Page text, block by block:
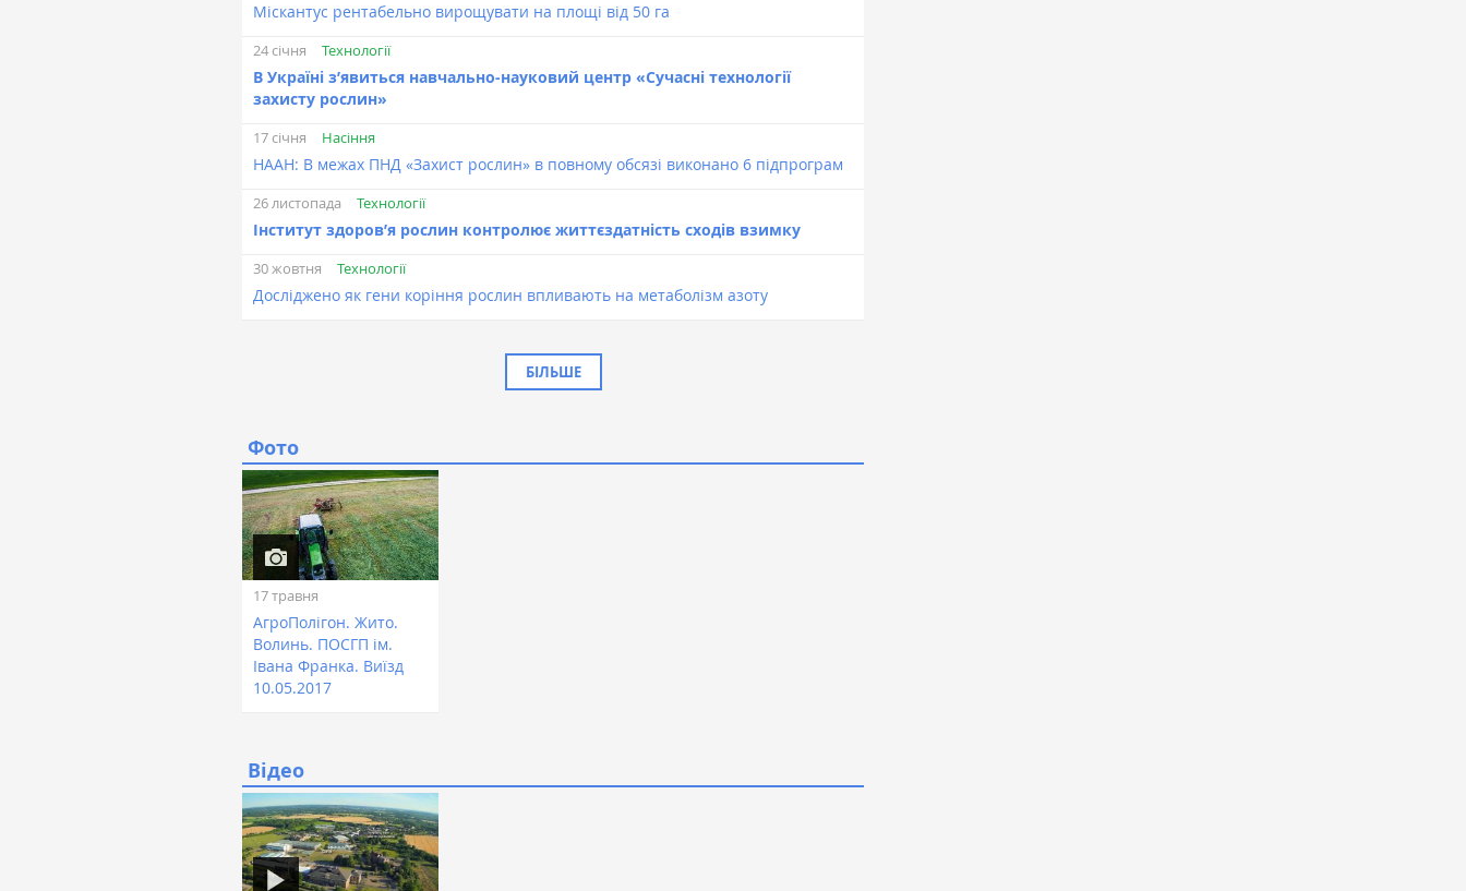
Міскантус рентабельно вирощувати на площі від 50 га
24 січня Технології
В Україні з’явиться навчально-науковий центр «Сучасні технології
захисту рослин»
17 січня Насіння
НААН: В межах ПНД «Захист рослин» в повному обсязі виконано 6 підпрограм
26 листопада Технології
Інститут здоров’я рослин контролює життєздатність сходів взимку
30 жовтня Технології
Досліджено як гени коріння рослин впливають на метаболізм азоту
БІЛЬШЕ
Фото
17 травня
АгроПолігон. Жито.
Волинь. ПОСГП ім.
Івана Франка. Виїзд
10.05.2017
Відео